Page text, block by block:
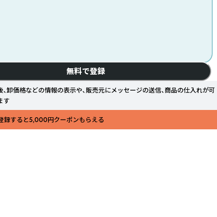
無料で登録
、卸価格などの情報の表示や、販売元にメッセージの送信、商品の仕入れが可
す
登録すると5,000円クーポンもらえる